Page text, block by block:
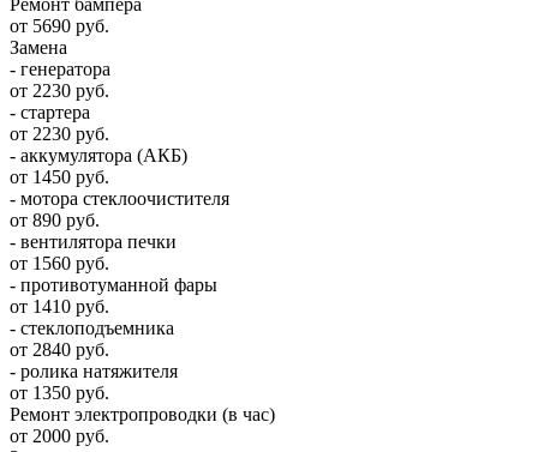
от 5690 руб.
Замена
- генератора
от 2230 руб.
- стартера
от 2230 руб.
- аккумулятора (АКБ)
от 1450 руб.
- мотора стеклоочистителя
от 890 руб.
- вентилятора печки
от 1560 руб.
- противотуманной фары
от 1410 руб.
- стеклоподъемника
от 2840 руб.
- ролика натяжителя
от 1350 руб.
Ремонт электропроводки (в час)
от 2000 руб.